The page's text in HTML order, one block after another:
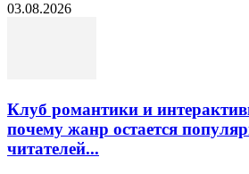
03.08.2026
Клуб романтики и
почему жанр остается
читателей...